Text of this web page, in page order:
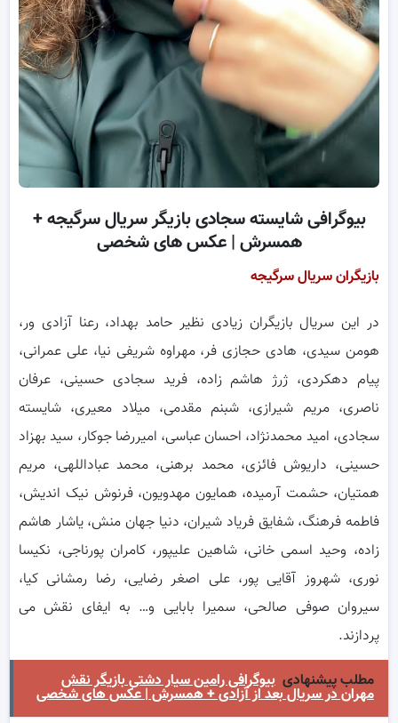
بیوگرافی شایسته سجادی بازیگر سریال سرگیجه +
همسرش | عکس های شخصی
بازیگران سریال سرگیجه
در این سریال بازیگران زیادی نظیر حامد بهداد، رعنا آزادی ور،
هومن سیدی، هادی حجازی فر، مهراوه شریفی نیا، علی عمرانی،
پیام دهکردی، ژرژ هاشم زاده، فرید سجادی حسینی، عرفان
ناصری، مریم شیرازی، شبنم مقدمی، میلاد معیری، شایسته
سجادی، امید محمدنژاد، احسان عباسی، امیررضا جوکار، سید بهزاد
حسینی، داریوش فائزی، محمد برهنی، محمد عباداللهی، مریم
همتیان، حشمت آرمیده، همایون مهدویون، فرنوش نیک اندیش،
فاطمه فرهنگ، شفایق فریاد شیران، دنیا جهان منش، یاشار هاشم
زاده، وحید اسمی خانی، شاهین علیپور، کامران پورناجی، نکیسا
نوری، شهروز آقایی پور، علی اصغر رضایی، رضا رمشانی کیا،
سیروان صوفی صالحی، سمیرا بابایی و… به ایفای نقش می‌
پردازند.
مطلب پیشنهادی بیوگرافی رامین سیار دشتی بازیگر نقش
مهران در سریال بعد از آزادی + همسرش | عکس های شخصی